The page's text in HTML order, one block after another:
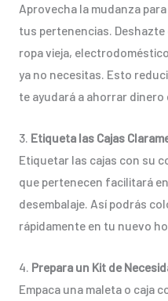
Aprovecha la mudanza
tus pertenencias.
ropa vieja,
ya no necesitas. Esto
te ayudará a ahorrar
3. Etiqueta las Cajas
Etiquetar las cajas con su
que pertenecen facilitará
desembalaje. Así podrás
rápidamente en tu nuevo
4. Prepara un Kit de
Empaca una maleta o caja